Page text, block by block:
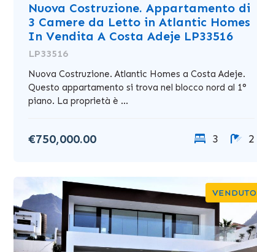
Nuova Costruzione. Appartamento di
3 Camere da Letto in Atlantic Homes
In Vendita A Costa Adeje LP33516
LP33516
Nuova Costruzione. Atlantic Homes a Costa Adeje.
Questo appartamento si trova nel blocco nord al 1°
piano. La proprietà è ...
€750,000.00 3 2
VENDUTO